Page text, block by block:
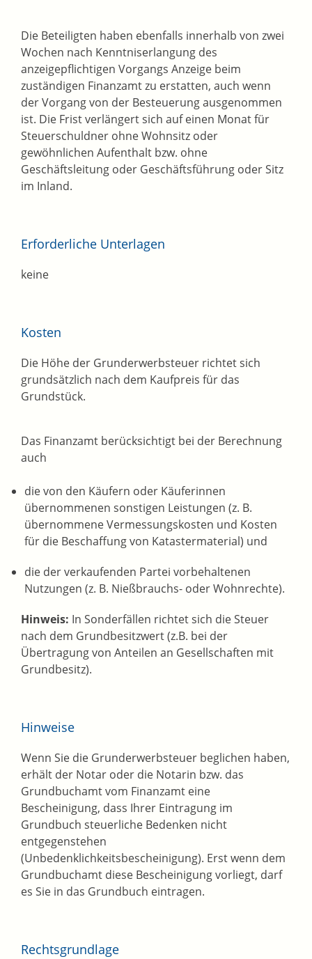
Die Beteiligten haben ebenfalls innerhalb von zwei
Wochen nach Kenntniserlangung des
anzeigepflichtigen Vorgangs Anzeige beim
zuständigen Finanzamt zu erstatten, auch wenn
der Vorgang von der Besteuerung ausgenommen
ist. Die Frist verlängert sich auf einen Monat für
Steuerschuldner ohne Wohnsitz oder
gewöhnlichen Aufenthalt bzw. ohne
Geschäftsleitung oder Geschäftsführung oder Sitz
im Inland.
Erforderliche Unterlagen
keine
Kosten
Die Höhe der Grunderwerbsteuer richtet sich
grundsätzlich nach dem Kaufpreis für das
Grundstück.
Das Finanzamt berücksichtigt bei der Berechnung
auch
die von den Käufern oder Käuferinnen
übernommenen sonstigen Leistungen (z. B.
übernommene Vermessungskosten und Kosten
für die Beschaffung von Katastermaterial) und
die der verkaufenden Partei vorbehaltenen
Nutzungen (z. B. Nießbrauchs- oder Wohnrechte).
Hinweis: In Sonderfällen richtet sich die Steuer
nach dem Grundbesitzwert (z.B. bei der
Übertragung von Anteilen an Gesellschaften mit
Grundbesitz).
Hinweise
Wenn Sie die Grunderwerbsteuer beglichen haben,
erhält der Notar oder die Notarin bzw. das
Grundbuchamt vom Finanzamt eine
Bescheinigung, dass Ihrer Eintragung im
Grundbuch steuerliche Bedenken nicht
entgegenstehen
(Unbedenklichkeitsbescheinigung). Erst wenn dem
Grundbuchamt diese Bescheinigung vorliegt, darf
es Sie in das Grundbuch eintragen.
Rechtsgrundlage